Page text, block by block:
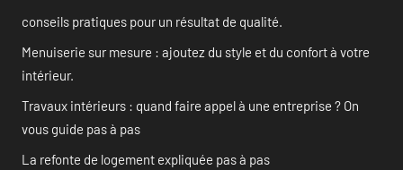
conseils pratiques pour un résultat de qualité.
Menuiserie sur mesure : ajoutez du style et du confort à votre
intérieur.
Travaux intérieurs : quand faire appel à une entreprise ? On
vous guide pas à pas
La refonte de logement expliquée pas à pas